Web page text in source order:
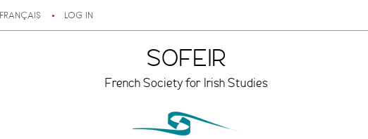
FRANÇAIS LOG IN
SOFEIR
French Society for Irish Studies